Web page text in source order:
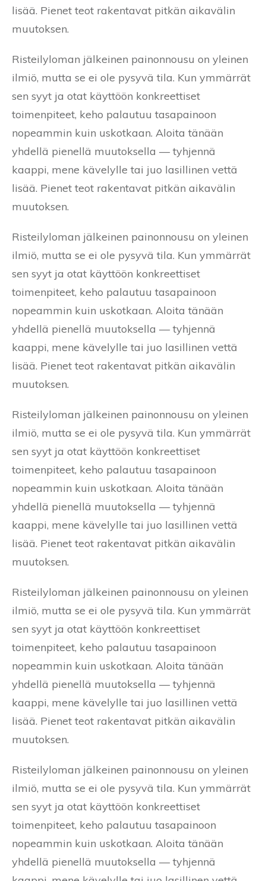
lisää. Pienet teot rakentavat pitkän aikavälin
muutoksen.
Risteilyloman jälkeinen painonnousu on yleinen
ilmiö, mutta se ei ole pysyvä tila. Kun ymmärrät
sen syyt ja otat käyttöön konkreettiset
toimenpiteet, keho palautuu tasapainoon
nopeammin kuin uskotkaan. Aloita tänään
yhdellä pienellä muutoksella — tyhjennä
kaappi, mene kävelylle tai juo lasillinen vettä
lisää. Pienet teot rakentavat pitkän aikavälin
muutoksen.
Risteilyloman jälkeinen painonnousu on yleinen
ilmiö, mutta se ei ole pysyvä tila. Kun ymmärrät
sen syyt ja otat käyttöön konkreettiset
toimenpiteet, keho palautuu tasapainoon
nopeammin kuin uskotkaan. Aloita tänään
yhdellä pienellä muutoksella — tyhjennä
kaappi, mene kävelylle tai juo lasillinen vettä
lisää. Pienet teot rakentavat pitkän aikavälin
muutoksen.
Risteilyloman jälkeinen painonnousu on yleinen
ilmiö, mutta se ei ole pysyvä tila. Kun ymmärrät
sen syyt ja otat käyttöön konkreettiset
toimenpiteet, keho palautuu tasapainoon
nopeammin kuin uskotkaan. Aloita tänään
yhdellä pienellä muutoksella — tyhjennä
kaappi, mene kävelylle tai juo lasillinen vettä
lisää. Pienet teot rakentavat pitkän aikavälin
muutoksen.
Risteilyloman jälkeinen painonnousu on yleinen
ilmiö, mutta se ei ole pysyvä tila. Kun ymmärrät
sen syyt ja otat käyttöön konkreettiset
toimenpiteet, keho palautuu tasapainoon
nopeammin kuin uskotkaan. Aloita tänään
yhdellä pienellä muutoksella — tyhjennä
kaappi, mene kävelylle tai juo lasillinen vettä
lisää. Pienet teot rakentavat pitkän aikavälin
muutoksen.
Risteilyloman jälkeinen painonnousu on yleinen
ilmiö, mutta se ei ole pysyvä tila. Kun ymmärrät
sen syyt ja otat käyttöön konkreettiset
toimenpiteet, keho palautuu tasapainoon
nopeammin kuin uskotkaan. Aloita tänään
yhdellä pienellä muutoksella — tyhjennä